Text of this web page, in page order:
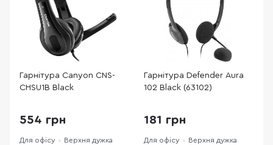
Гарнітура Canyon CNS-
CHSU1B Black
554 грн
Для офісу Верхня дужка
Гарнітура Defender Aura
102 Black (63102)
181 грн
Для офісу Верхня дужка